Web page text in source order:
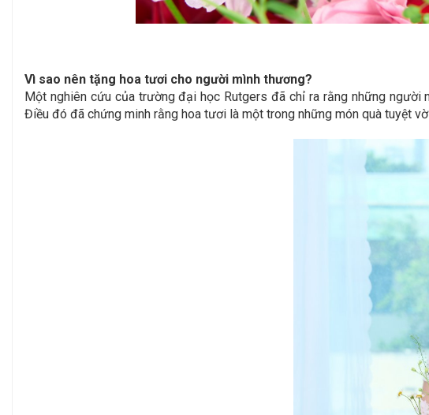
Vì sao nên tặng hoa tươi cho người mình thương?
Một nghiên cứu của trường đại học Rutgers đã chỉ ra rằng những
Điều đó đã chứng minh rằng hoa tươi là một trong những món quà tuyệt